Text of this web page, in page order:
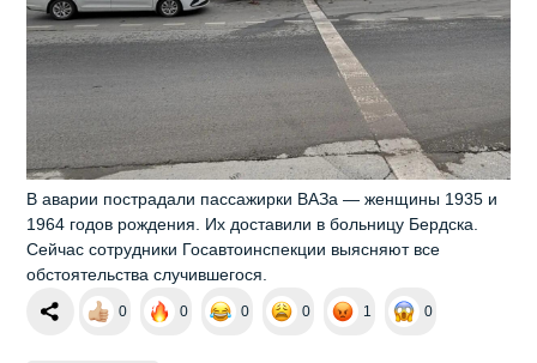
В аварии пострадали пассажирки ВАЗа — женщины 1935 и
1964 годов рождения. Их доставили в больницу Бердска.
Сейчас сотрудники Госавтоинспекции выясняют все
обстоятельства случившегося.
0 0 0 0 1 0